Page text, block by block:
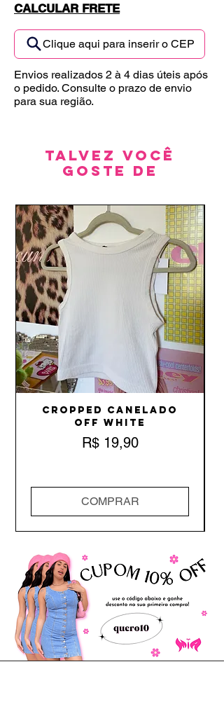
CALCULAR FRETE
Clique aqui para inserir o CEP
Envios realizados 2 à 4 dias úteis após
o pedido. Consulte o prazo de envio
para sua região.
Talvez você
goste de
Cropped Canelado
Off White
Preço
R$ 19,90
COMPRAR